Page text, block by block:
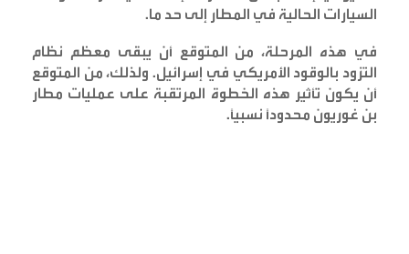
السيارات الحالية في المطار إلى حد ما.
في هذه المرحلة، من المتوقع أن يبقى معظم نظام
التزود بالوقود الأمريكي في إسرائيل. ولذلك، من المتوقع
أن يكون تأثير هذه الخطوة المرتقبة على عمليات مطار
بن غوريون محدوداً نسبياً.